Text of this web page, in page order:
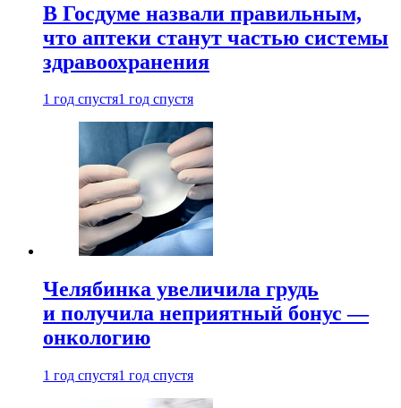
В Госдуме назвали правильным,
что аптеки станут частью системы
здравоохранения
1 год спустя1 год спустя
Челябинка увеличила грудь
и получила неприятный бонус —
онкологию
1 год спустя1 год спустя